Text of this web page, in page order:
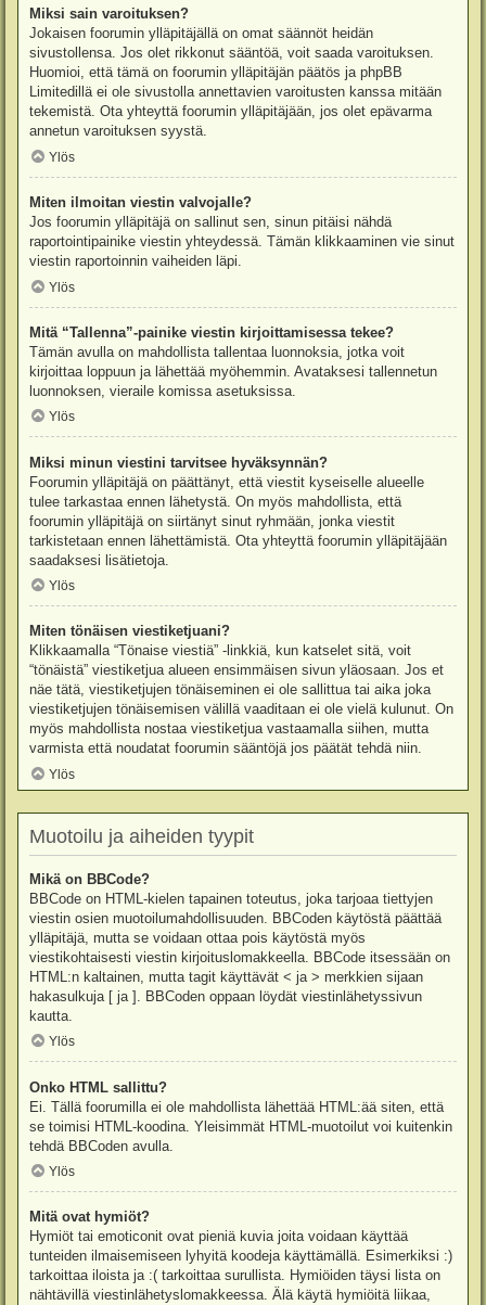
Miksi sain varoituksen?
Jokaisen foorumin ylläpitäjällä on omat säännöt heidän
sivustollensa. Jos olet rikkonut sääntöä, voit saada varoituksen.
Huomioi, että tämä on foorumin ylläpitäjän päätös ja phpBB
Limitedillä ei ole sivustolla annettavien varoitusten kanssa mitään
tekemistä. Ota yhteyttä foorumin ylläpitäjään, jos olet epävarma
annetun varoituksen syystä.
Ylös
Miten ilmoitan viestin valvojalle?
Jos foorumin ylläpitäjä on sallinut sen, sinun pitäisi nähdä
raportointipainike viestin yhteydessä. Tämän klikkaaminen vie sinut
viestin raportoinnin vaiheiden läpi.
Ylös
Mitä “Tallenna”-painike viestin kirjoittamisessa tekee?
Tämän avulla on mahdollista tallentaa luonnoksia, jotka voit
kirjoittaa loppuun ja lähettää myöhemmin. Avataksesi tallennetun
luonnoksen, vieraile komissa asetuksissa.
Ylös
Miksi minun viestini tarvitsee hyväksynnän?
Foorumin ylläpitäjä on päättänyt, että viestit kyseiselle alueelle
tulee tarkastaa ennen lähetystä. On myös mahdollista, että
foorumin ylläpitäjä on siirtänyt sinut ryhmään, jonka viestit
tarkistetaan ennen lähettämistä. Ota yhteyttä foorumin ylläpitäjään
saadaksesi lisätietoja.
Ylös
Miten tönäisen viestiketjuani?
Klikkaamalla “Tönaise viestiä” -linkkiä, kun katselet sitä, voit
“tönäistä” viestiketjua alueen ensimmäisen sivun yläosaan. Jos et
näe tätä, viestiketjujen tönäiseminen ei ole sallittua tai aika joka
viestiketjujen tönäisemisen välillä vaaditaan ei ole vielä kulunut. On
myös mahdollista nostaa viestiketjua vastaamalla siihen, mutta
varmista että noudatat foorumin sääntöjä jos päätät tehdä niin.
Ylös
Muotoilu ja aiheiden tyypit
Mikä on BBCode?
BBCode on HTML-kielen tapainen toteutus, joka tarjoaa tiettyjen
viestin osien muotoilumahdollisuuden. BBCoden käytöstä päättää
ylläpitäjä, mutta se voidaan ottaa pois käytöstä myös
viestikohtaisesti viestin kirjoituslomakkeella. BBCode itsessään on
HTML:n kaltainen, mutta tagit käyttävät < ja > merkkien sijaan
hakasulkuja [ ja ]. BBCoden oppaan löydät viestinlähetyssivun
kautta.
Ylös
Onko HTML sallittu?
Ei. Tällä foorumilla ei ole mahdollista lähettää HTML:ää siten, että
se toimisi HTML-koodina. Yleisimmät HTML-muotoilut voi kuitenkin
tehdä BBCoden avulla.
Ylös
Mitä ovat hymiöt?
Hymiöt tai emoticonit ovat pieniä kuvia joita voidaan käyttää
tunteiden ilmaisemiseen lyhyitä koodeja käyttämällä. Esimerkiksi :)
tarkoittaa iloista ja :( tarkoittaa surullista. Hymiöiden täysi lista on
nähtävillä viestinlähetyslomakkeessa. Älä käytä hymiöitä liikaa,